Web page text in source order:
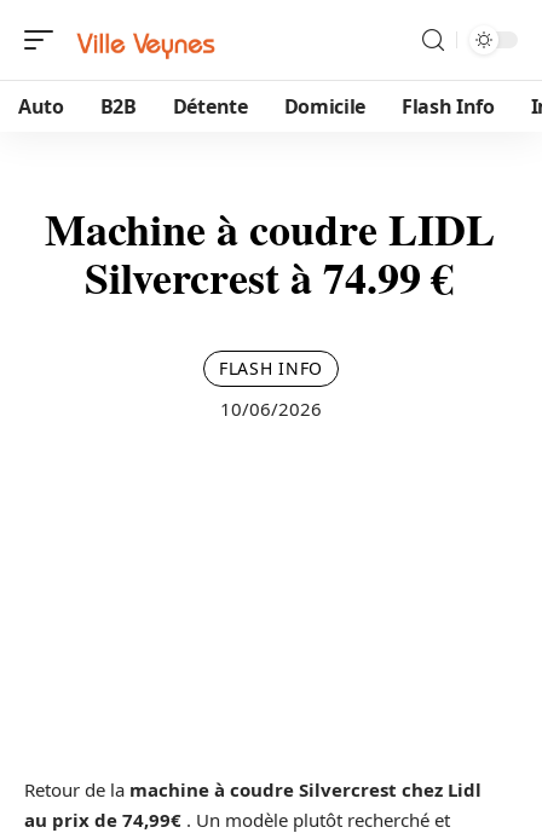
Auto B2B Détente Domicile Flash Info
Machine à coudre LIDL
Silvercrest à 74.99 €
FLASH INFO
10/06/2026
Retour de la machine à coudre Silvercrest chez Lidl
au prix de 74,99€ . Un modèle plutôt recherché et